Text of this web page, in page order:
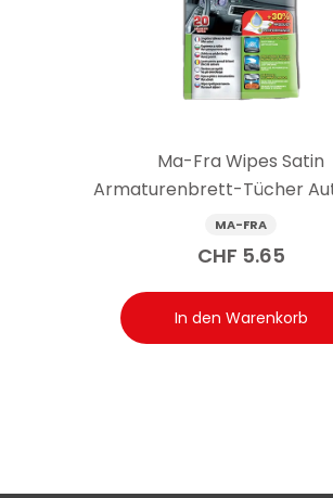
Antwort: Sviting Rapid Spray
eisenhaltige Verunreinigungen
Ma-Fra Wipes Satin
Armaturenbrett-Tücher
MA-FRA
CHF 5.65
In den Warenkorb